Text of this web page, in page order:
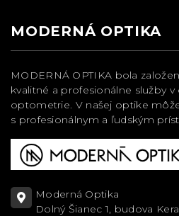
MODERNÁ OPTIKA
MODERNÁ OPTIKA bola
kvalitné a profesionálne služby
optometrie. V našej optike
s profesionálnym a ľudským
Moderná Optika
Dolný Šianec 1, budova